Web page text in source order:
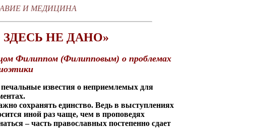
И МЕДИЦИНА
ЗДЕСЬ НЕ ДАНО»
Филиппом (Филипповым) о проблемах
известия о неприемлемых для
сохранять единство. Ведь в выступлениях
иной раз чаще, чем в проповедях
– часть православных постепенно сдает